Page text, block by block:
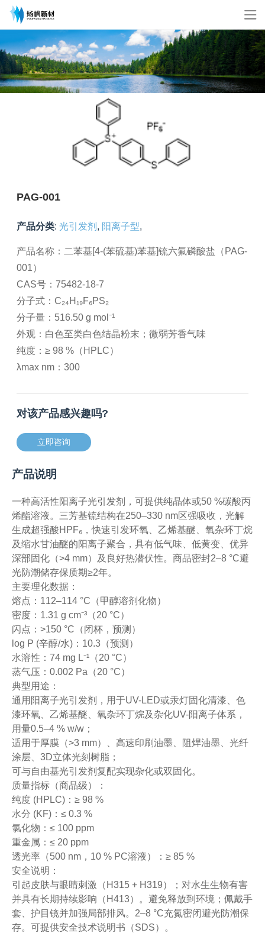
PAG-001
产品分类: 光引发剂 , 阳离子型,
产品名称：二苯基[4-(苯硫基)苯基]锍六氟磷酸盐（PAG-
001）
CAS号：75482-18-7
分子式：C₂₄H₁₉F₆PS₂
分子量：516.50 g mol⁻¹
外观：白色至类白色结晶粉末；微弱芳香气味
纯度：≥ 98 %（HPLC）
λmax nm：300
对该产品感兴趣吗?
立即咨询
产品说明
一种高活性阳离子光引发剂，可提供纯晶体或50 %碳酸丙
烯酯溶液。三芳基锍结构在250–330 nm区强吸收，光解
生成超强酸HPF₆，快速引发环氧、乙烯基醚、氧杂环丁烷
及缩水甘油醚的阳离子聚合，具有低气味、低黄变、优异
深部固化（>4 mm）及良好热潜伏性。商品密封2–8 °C避
光防潮储存保质期≥2年。
主要理化数据：
熔点：112–114 °C（甲醇溶剂化物）
密度：1.31 g cm⁻³（20 °C）
闪点：>150 °C（闭杯，预测）
log P (辛醇/水)：10.3（预测）
水溶性：74 mg L⁻¹（20 °C）
蒸气压：0.002 Pa（20 °C）
典型用途：
通用阳离子光引发剂，用于UV-LED或汞灯固化清漆、色
漆环氧、乙烯基醚、氧杂环丁烷及杂化UV-阳离子体系，
用量0.5–4 % w/w；
适用于厚膜（>3 mm）、高速印刷油墨、阻焊油墨、光纤
涂层、3D立体光刻树脂；
可与自由基光引发剂复配实现杂化或双固化。
质量指标（商品级）：
纯度 (HPLC)：≥ 98 %
水分 (KF)：≤ 0.3 %
氯化物：≤ 100 ppm
重金属：≤ 20 ppm
透光率（500 nm，10 % PC溶液）：≥ 85 %
安全说明：
引起皮肤与眼睛刺激（H315 + H319）；对水生生物有害
并具有长期持续影响（H413）。避免释放到环境；佩戴手
套、护目镜并加强局部排风。2–8 °C充氮密闭避光防潮保
存。可提供安全技术说明书（SDS）。